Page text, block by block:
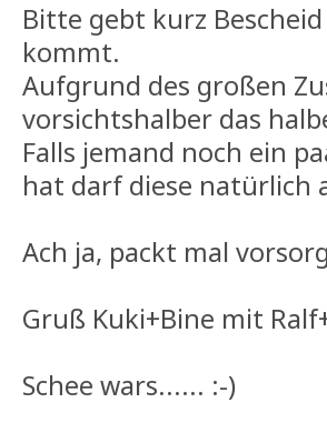
Bitte gebt kurz
kommt.
Aufgrund des großen
vorsichtshalber das
Falls jemand noch ein
hat darf diese natürlich
Ach ja, packt mal
Gruß Kuki+Bine mit
Schee wars...... :-)